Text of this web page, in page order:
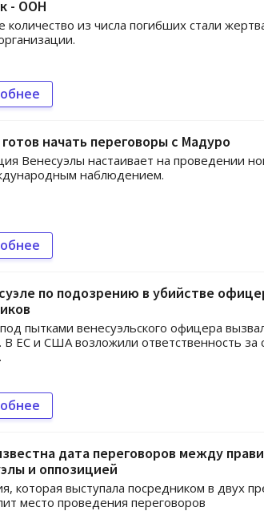
- ООН
количество из числа погибших стали
начать переговоры с Мадуро
Венесуэлы настаивает на проведении
наблюдением.
по подозрению в убийстве
пытками венесуэльского офицера
В ЕС и США возложили ответственность
дата переговоров между
и оппозицией
которая выступала посредником в двух
место проведения переговоров